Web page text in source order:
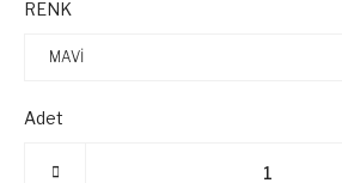
RENK
Adet